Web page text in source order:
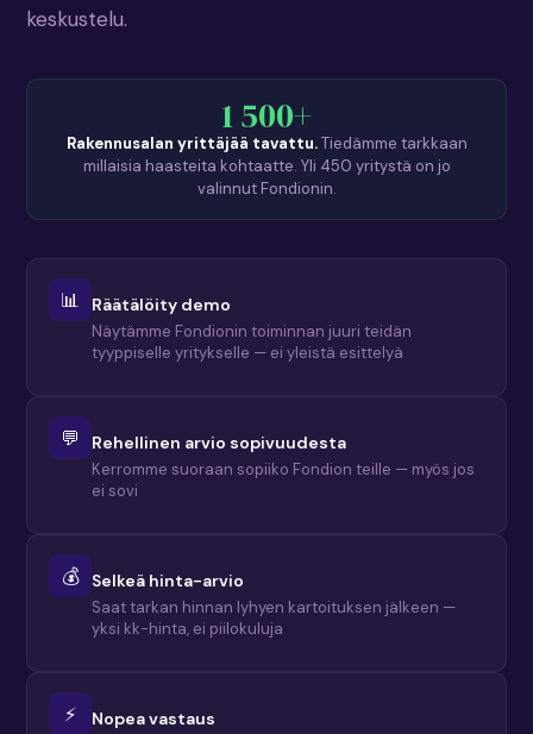
keskustelu.
1 500+
Rakennusalan yrittäjää tavattu.Tiedämme tarkkaan
millaisia haasteita kohtaatte. Yli 450 yritystä on jo
valinnut Fondionin.
📊 Räätälöity demo
Näytämme Fondionin toiminnan juuri teidän
tyyppiselle yritykselle — ei yleistä esittelyä
💬 Rehellinen arvio sopivuudesta
Kerromme suoraan sopiiko Fondion teille — myös jos
ei sovi
💰 Selkeä hinta-arvio
Saat tarkan hinnan lyhyen kartoituksen jälkeen —
yksi kk-hinta, ei piilokuluja
⚡ Nopea vastaus